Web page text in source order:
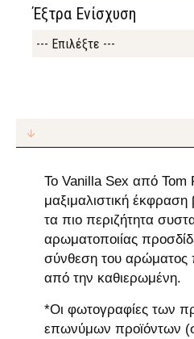
Έξτρα Ενίσχυση
Το Vanilla Sex από Tom
μαξιμαλιστική
τα πιο περιζήτητα
αρωματοποιίας
σύνθεση του αρώματος
από την καθιερωμένη.
*Οι φωτογραφίες των
επωνύμων προϊόντων